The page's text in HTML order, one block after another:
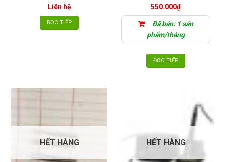
Liên hệ
ĐỌC TIẾP
550.000₫
Đã bán: 1 sản
phẩm/tháng
ĐỌC TIẾP
HẾT HÀNG HẾT HÀNG